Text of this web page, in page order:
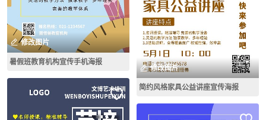
修改图片
暑假班教育机构宣传手机海报
修改图片
简约风格家具公益讲座宣传海报